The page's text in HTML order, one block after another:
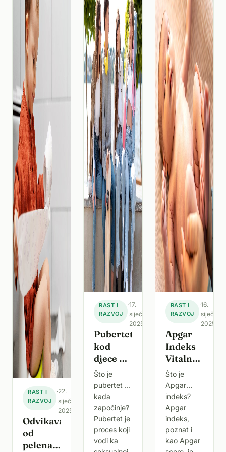
obitelji,
uključujući
prilagodbu
društvenim
aktivnostima.
Iako prve
tjedne
roditelji
često
posvećuj
Umjesto
planiranog
perioda
pripreme
na porod i
dolazak
djeteta,
roditelji se
često
suočav
cijelosti, da
nam je
potrebno
samo nešto
hrane i
vremena
kako bi
porasli i
postali
odrasli. No,
skriv
RAST I
RAZVOJ
·22.
siječnja
2025.
Odvikavanje
od
pelena –
RAST I
RAZVOJ
·17.
siječnja
2025.
Pubertet
kod
djece –
prvi
znakovi,
kada
počinje i
što
očekivati
Što je
pubertet i
kada
započinje?
Pubertet je
proces koji
vodi ka
RAST I
RAZVOJ
·16.
siječnja
2025.
Apgar
Indeks
Vitalnosti
Djeteta
–
Definicija
i Značaj
Što je
Apgar
indeks?
Apgar
indeks,
poznat i
kao Apgar